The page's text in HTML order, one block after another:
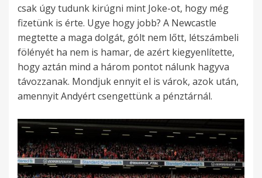
csak úgy tudunk kirúgni mint Joke-ot, hogy még
fizetünk is érte. Ugye hogy jobb? A Newcastle
megtette a maga dolgát, gólt nem lőtt, létszámbeli
fölényét ha nem is hamar, de azért kiegyenlítette,
hogy aztán mind a három pontot nálunk hagyva
távozzanak. Mondjuk ennyit el is várok, azok után,
amennyit Andyért csengettünk a pénztárnál.